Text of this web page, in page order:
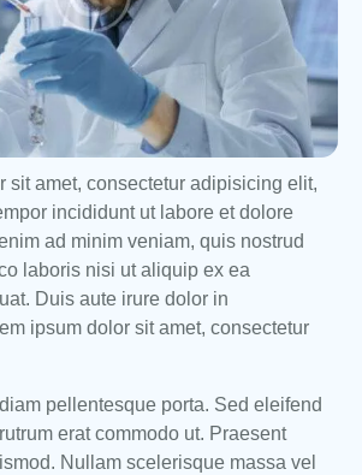
sit amet, consectetur adipisicing elit,
incididunt ut labore et dolore
ad minim veniam, quis nostrud
laboris nisi ut aliquip ex ea
Duis aute irure dolor in
ipsum dolor sit amet, consectetur
pellentesque porta. Sed eleifend
erat commodo ut. Praesent
Nullam scelerisque massa vel